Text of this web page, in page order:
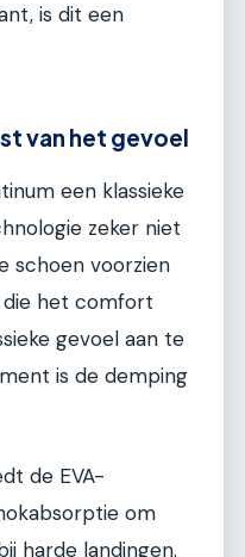
is dit een
van het gevoel
een klassieke
zeker niet
schoen voorzien
het comfort
gevoel aan te
is de demping
de EVA-
om
harde landingen.